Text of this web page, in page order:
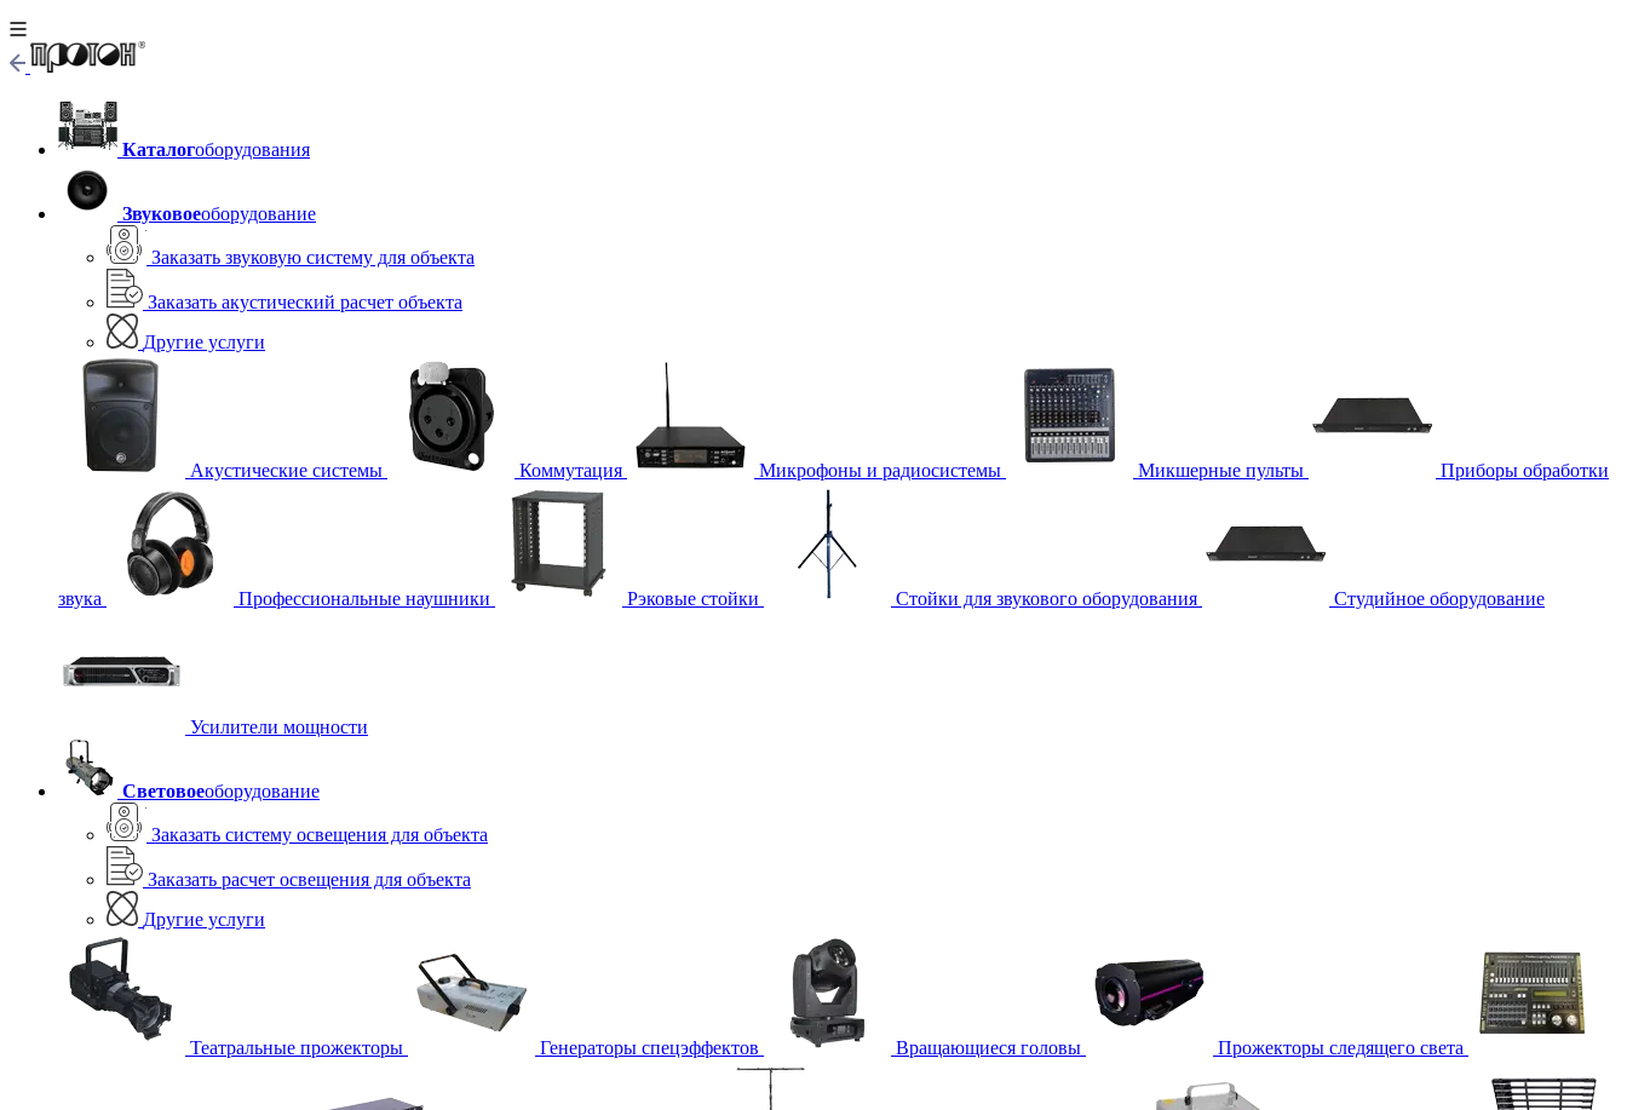
Каталогоборудования
Звуковоеоборудование
Заказать звуковую систему для объекта
Заказать акустический расчет объекта
Другие услуги
Акустические системы Коммутация Микрофоны и радиосистемы Микшерные пульты Приборы обработки
звука Профессиональные наушники Рэковые стойки Стойки для звукового оборудования Студийное оборудование
Усилители мощности
Световоеоборудование
Заказать систему освещения для объекта
Заказать расчет освещения для объекта
Другие услуги
Театральные прожекторы Генераторы спецэффектов Вращающиеся головы Прожекторы следящего света